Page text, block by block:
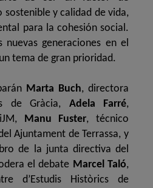
y calidad de vida,
para la cohesión social.
nuevas generaciones en el
tema de gran prioridad.
Marta Buch, directora
de Gràcia, Adela Farré,
Manu Fuster, técnico
Ajuntament de Terrassa, y
de la junta directiva del
el debate Marcel Taló,
d’Estudis Històrics de